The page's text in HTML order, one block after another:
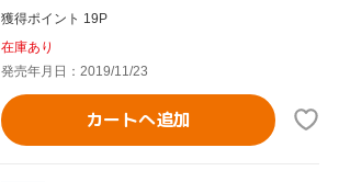
獲得ポイント 19P
在庫あり
発売年月日：2019/11/23
カートへ追加